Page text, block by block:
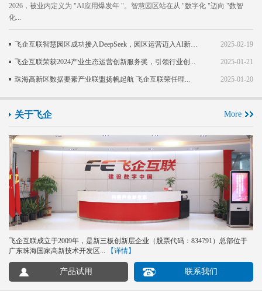
2026，被业内定义为 "AI应用爆发年 "。智慧园区站在从 "数字化 "迈向 "数智
化...
飞企互联智慧园区成功接入DeepSeek，园区运营迈入AI新阶段 2025-02-19
飞企互联荣获2024产业生态运营创新服务奖，引领行业创... 2025-01-21
珠海高新区数据要素产业联盟扬帆起航 飞企互联荣任理... 2025-01-20
关于飞企 More
飞企互联成立于2009年，是新三板创新层企业（股票代码：834791）总部位于
广东珠海国家高新技术开发区...
【详情】
产品试用 联系我们